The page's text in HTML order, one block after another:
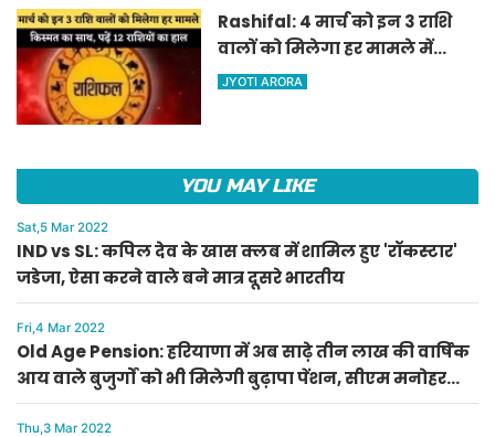
Rashifal: 4 मार्च को इन 3 राशि
वालों को मिलेगा हर मामले में
किस्मत का साथ, पढ़ें 12 राशियों का
JYOTI ARORA
YOU MAY LIKE
Sat,5 Mar 2022
IND vs SL: कपिल देव के खास क्लब में शामिल हुए 'रॉकस्टार'
जडेजा, ऐसा करने वाले बने मात्र दूसरे भारतीय
Fri,4 Mar 2022
Old Age Pension: हरियाणा में अब साढ़े तीन लाख की वार्षिक
आय वाले बुजुर्गों को भी मिलेगी बुढ़ापा पेंशन, सीएम मनोहर
लाल का ऐलान
Thu,3 Mar 2022